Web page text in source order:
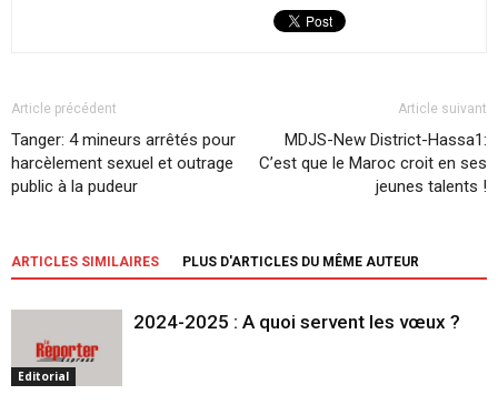
Article précédent
Tanger: 4 mineurs arrêtés pour
harcèlement sexuel et outrage
public à la pudeur
Article suivant
MDJS-New District-Hassa1:
C’est que le Maroc croit en ses
jeunes talents !
ARTICLES SIMILAIRES PLUS D'ARTICLES DU MÊME AUTEUR
Editorial
2024-2025 : A quoi servent les vœux ?